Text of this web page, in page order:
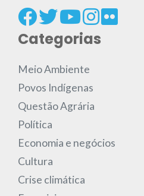
Categorias
Meio Ambiente
Povos Indígenas
Questão Agrária
Política
Economia e negócios
Cultura
Crise climática